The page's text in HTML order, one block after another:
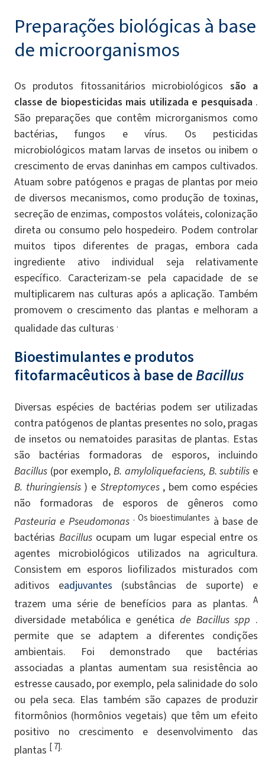
Preparações biológicas à base
de microorganismos
Os produtos fitossanitários microbiológicos são a
classe de biopesticidas mais utilizada e pesquisada.
São preparações que contêm microrganismos como
bactérias, fungos e vírus. Os pesticidas
microbiológicos matam larvas de insetos ou inibem o
crescimento de ervas daninhas em campos cultivados.
Atuam sobre patógenos e pragas de plantas por meio
de diversos mecanismos, como produção de toxinas,
secreção de enzimas, compostos voláteis, colonização
direta ou consumo pelo hospedeiro. Podem controlar
muitos tipos diferentes de pragas, embora cada
ingrediente ativo individual seja relativamente
específico. Caracterizam-se pela capacidade de se
multiplicarem nas culturas após a aplicação. Também
promovem o crescimento das plantas e melhoram a
qualidade das culturas .
Bioestimulantes e produtos
fitofarmacêuticos à base de Bacillus
Diversas espécies de bactérias podem ser utilizadas
contra patógenos de plantas presentes no solo, pragas
de insetos ou nematoides parasitas de plantas. Estas
são bactérias formadoras de esporos, incluindo
Bacillus (por exemplo,B. amyloliquefaciens, B. subtilis e
B. thuringiensis) e Streptomyces, bem como espécies
não formadoras de esporos de gêneros como
Pasteuria e Pseudomonas . Os bioestimulantes à base de
bactérias Bacillusocupam um lugar especial entre os
agentes microbiológicos utilizados na agricultura.
Consistem em esporos liofilizados misturados com
aditivos eadjuvantes (substâncias de suporte) e
trazem uma série de benefícios para as plantas.A
diversidade metabólica e genética de Bacillus spp .
permite que se adaptem a diferentes condições
ambientais. Foi demonstrado que bactérias
associadas a plantas aumentam sua resistência ao
estresse causado, por exemplo, pela salinidade do solo
ou pela seca. Elas também são capazes de produzir
fitormônios (hormônios vegetais) que têm um efeito
positivo no crescimento e desenvolvimento das
plantas [ 7].